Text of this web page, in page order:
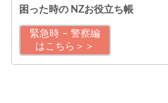
困った時の NZお役立ち帳
緊急時 – 警察編
はこちら＞＞